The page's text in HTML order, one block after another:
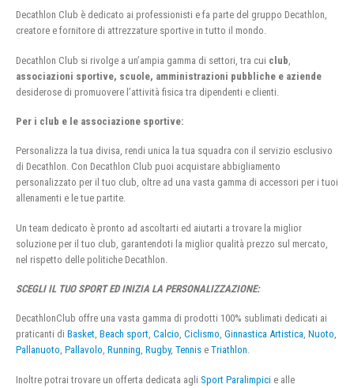
Decathlon Club è dedicato ai professionisti e fa parte del gruppo Decathlon,
creatore e fornitore di attrezzature sportive in tutto il mondo.
Decathlon Club si rivolge a un’ampia gamma di settori, tra cui club
associazioni sportive, scuole, amministrazioni pubbliche e aziende
desiderose di promuovere l’attività fisica tra dipendenti e clienti.
Per i club e le associazione sportive:
Personalizza la tua divisa, rendi unica la tua squadra con il servizio esclusivo
di Decathlon. Con Decathlon Club puoi acquistare abbigliamento
personalizzato per il tuo club, oltre ad una vasta gamma di accessori per i tuoi
allenamenti e le tue partite.
Un team dedicato è pronto ad ascoltarti ed aiutarti a trovare la miglior
soluzione per il tuo club, garantendoti la miglior qualità prezzo sul mercato,
nel rispetto delle politiche Decathlon.
SCEGLI IL TUO SPORT ED INIZIA LA PERSONALIZZAZIONE:
DecathlonClub offre una vasta gamma di prodotti 100% sublimati dedicati ai
praticanti di Basket, Beach sport, Calcio, Ciclismo, Ginnastica Artistica, Nuoto,
Pallanuoto, Pallavolo, Running, Rugby, Tennis e Triathlon.
Inoltre potrai trovare un offerta dedicata agli Sport Paralimpici e alle